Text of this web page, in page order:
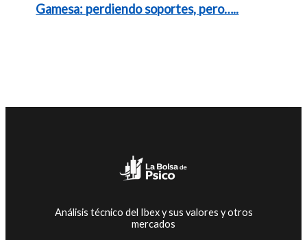
Gamesa: perdiendo soportes, pero…..
Análisis técnico del Ibex y sus valores y otros
mercados